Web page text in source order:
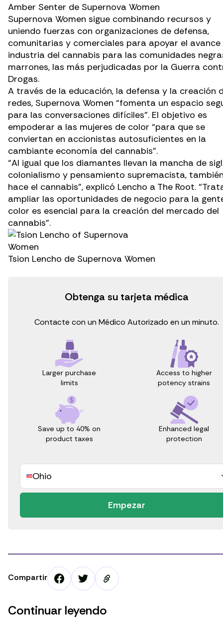
Amber Senter de Supernova Women
Supernova Women sigue combinando recursos y
uniendo fuerzas con organizaciones de defensa,
comunitarias y comerciales para apoyar el avance
industria del cannabis para las comunidades
marrones, las más perjudicadas por la Guerra
Drogas.
A través de la educación, la defensa y la creación
redes, Supernova Women “fomenta un espacio
para las conversaciones difíciles”. El objetivo es
empoderar a las mujeres de color “para que se
conviertan en accionistas autosuficientes en la
cambiante economía del cannabis”.
“Al igual que los diamantes llevan la mancha de
colonialismo y pensamiento supremacista,
hace el cannabis”, explicó Lencho a The Root.
ampliar las oportunidades de negocio para la
color es esencial para la creación del mercado del
cannabis”.
Tsion Lencho de Supernova Women
Obtenga su tarjeta médica
Contacte con un Médico Autorizado en un minuto.
Larger purchase
limits
Access to higher
potency strains
Save up to 40% on
product taxes
Enhanced legal
protection
Ohio
Empezar
Compartir
Continuar leyendo